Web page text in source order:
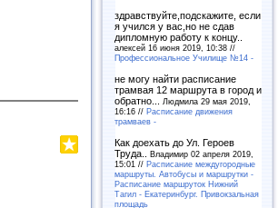
здравствуйте,подскажите, если
я учился у вас,но не сдав
дипломную работу к концу..
алексей 16 июня 2019, 10:38 //
Профессиональное Училище №14 -
не могу найти расписание
трамвая 12 маршрута в город и
обратно...
Людмила 29 мая 2019,
16:16 // Расписание движения
трамваев -
Как доехать до Ул. Героев
Труда.. Владимир 02 апреля 2019,
15:01 // Расписание междугородные
маршруты. Автобусы и маршрутки -
Расписание маршруток Нижний
Тагил - Екатеринбург. Привокзальная
площадь